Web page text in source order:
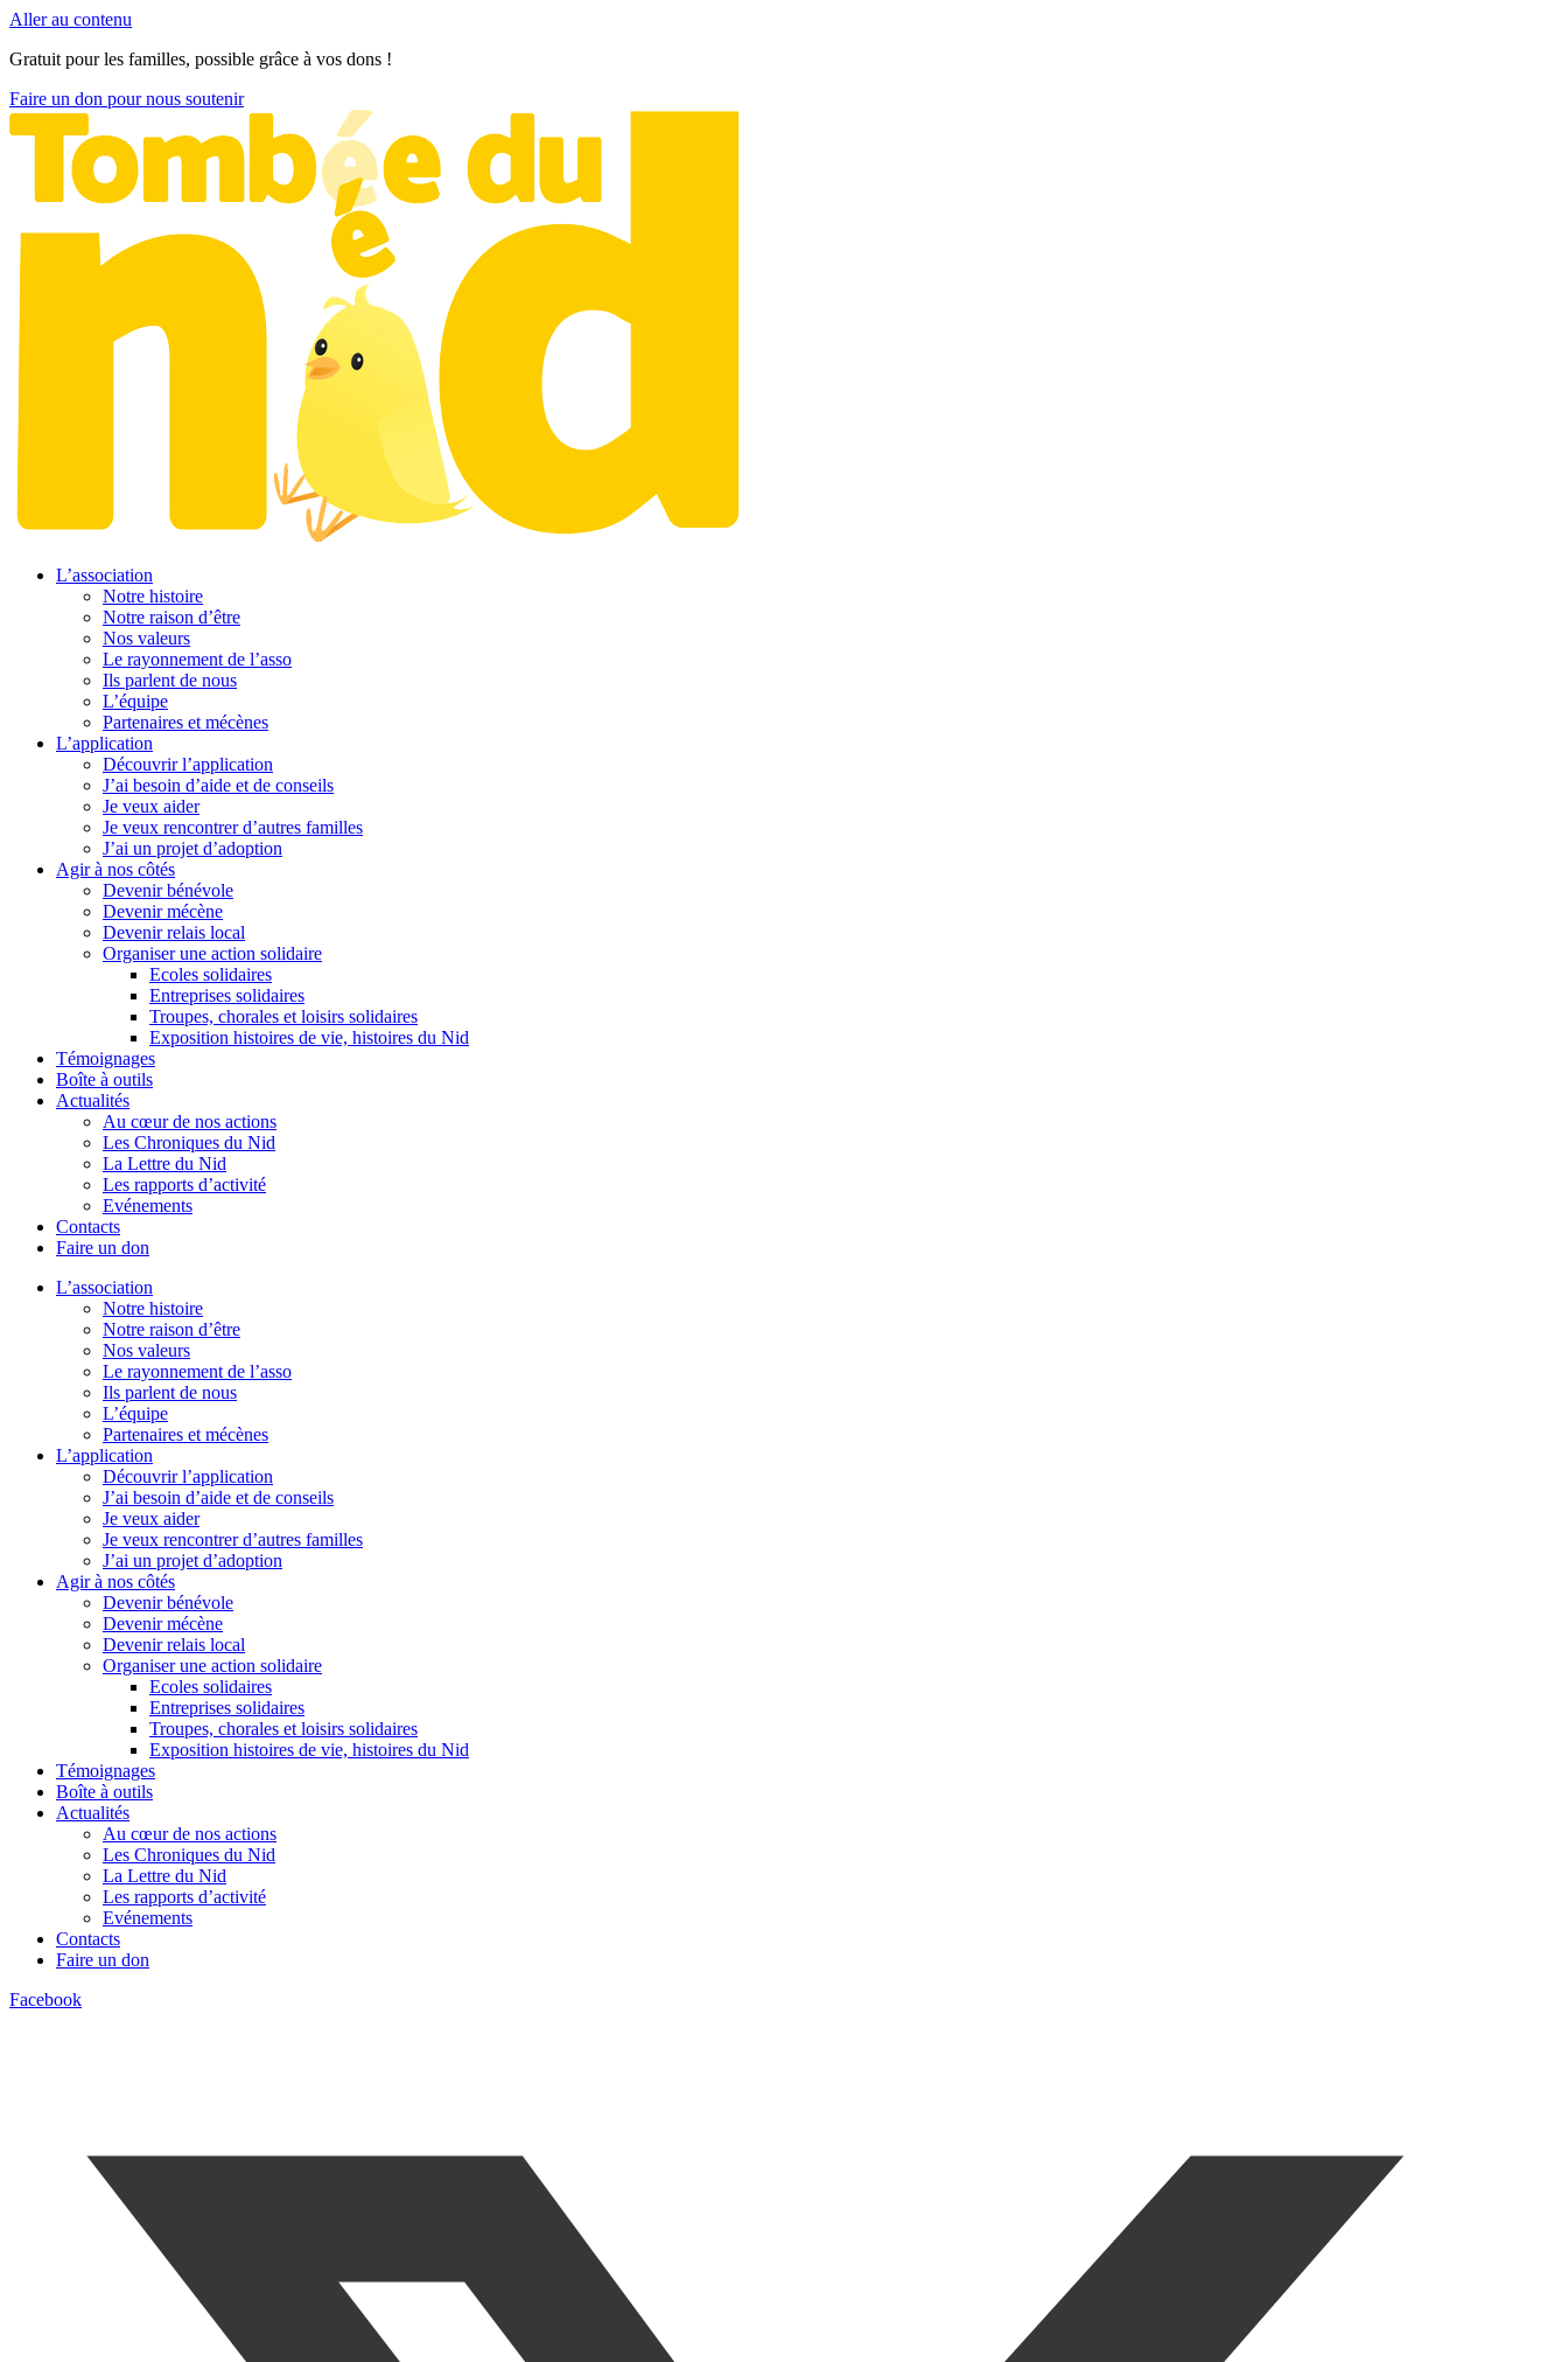
Aller au contenu
Gratuit pour les familles, possible grâce à vos dons !
Faire un don pour nous soutenir
L’association
Notre histoire
Notre raison d’être
Nos valeurs
Le rayonnement de l’asso
Ils parlent de nous
L’équipe
Partenaires et mécènes
L’application
Découvrir l’application
J’ai besoin d’aide et de conseils
Je veux aider
Je veux rencontrer d’autres familles
J’ai un projet d’adoption
Agir à nos côtés
Devenir bénévole
Devenir mécène
Devenir relais local
Organiser une action solidaire
Ecoles solidaires
Entreprises solidaires
Troupes, chorales et loisirs solidaires
Exposition histoires de vie, histoires du Nid
Témoignages
Boîte à outils
Actualités
Au cœur de nos actions
Les Chroniques du Nid
La Lettre du Nid
Les rapports d’activité
Evénements
Contacts
Faire un don
L’association
Notre histoire
Notre raison d’être
Nos valeurs
Le rayonnement de l’asso
Ils parlent de nous
L’équipe
Partenaires et mécènes
L’application
Découvrir l’application
J’ai besoin d’aide et de conseils
Je veux aider
Je veux rencontrer d’autres familles
J’ai un projet d’adoption
Agir à nos côtés
Devenir bénévole
Devenir mécène
Devenir relais local
Organiser une action solidaire
Ecoles solidaires
Entreprises solidaires
Troupes, chorales et loisirs solidaires
Exposition histoires de vie, histoires du Nid
Témoignages
Boîte à outils
Actualités
Au cœur de nos actions
Les Chroniques du Nid
La Lettre du Nid
Les rapports d’activité
Evénements
Contacts
Faire un don
Facebook